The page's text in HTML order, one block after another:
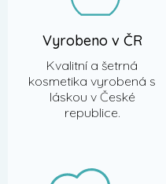
Vyrobeno v ČR
Kvalitní a šetrná
kosmetika vyrobená s
láskou v České
republice.